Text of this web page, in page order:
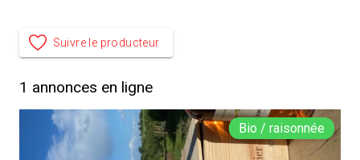
Suivre le producteur
1 annonces en ligne
Bio / raisonnée